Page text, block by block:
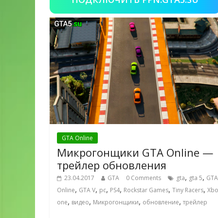
GTA Online
Микрогонщики GTA Online —
трейлер обновления
23.04.2017 GTA 0 Comments gta, gta 5, GTA
Online, GTA V, pc, PS4, Rockstar Games, Tiny Racers,
one, видео, Микрогонщики, обновление, трейлер